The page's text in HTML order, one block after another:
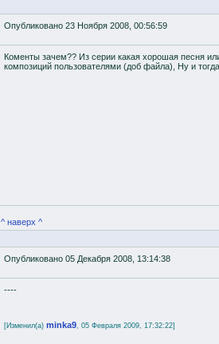
Опубликовано 23 Ноября 2008, 00:56:59
Коменты зачем?? Из серии какая хорошая песня
композиций пользователями (доб файла), Ну и
^ наверх ^
Опубликовано 05 Декабря 2008, 13:14:38
----
[Изменил(а) minka9, 05 Февраля 2009, 17:32:22]